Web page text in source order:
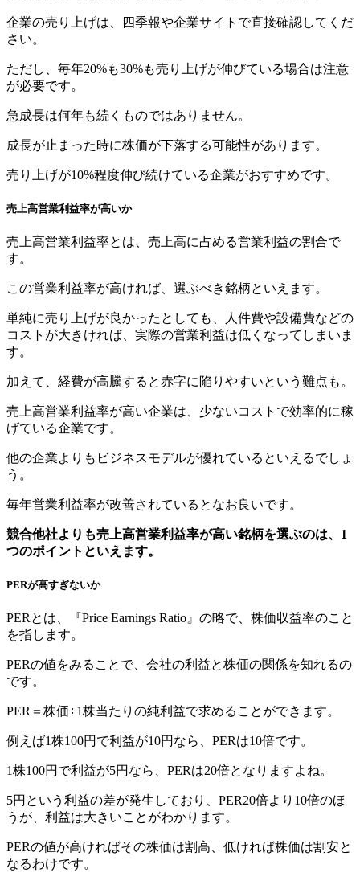
企業の売り上げは、四季報や企業サイトで直接確認してくだ
さい。
ただし、毎年20%も30%も売り上げが伸びている場合は注意
が必要です。
急成長は何年も続くものではありません。
成長が止まった時に株価が下落する可能性があります。
売り上げが10%程度伸び続けている企業がおすすめです。
売上高営業利益率が高いか
売上高営業利益率とは、売上高に占める営業利益の割合で
す。
この営業利益率が高ければ、選ぶべき銘柄といえます。
単純に売り上げが良かったとしても、人件費や設備費などの
コストが大きければ、実際の営業利益は低くなってしまいま
す。
加えて、経費が高騰すると赤字に陥りやすいという難点も。
売上高営業利益率が高い企業は、少ないコストで効率的に稼
げている企業です。
他の企業よりもビジネスモデルが優れているといえるでしょ
う。
毎年営業利益率が改善されているとなお良いです。
競合他社よりも売上高営業利益率が高い銘柄を選ぶのは、1
つのポイントといえます。
PERが高すぎないか
PERとは、『Price Earnings Ratio』の略で、株価収益率のこと
を指します。
PERの値をみることで、会社の利益と株価の関係を知れるの
です。
PER＝株価÷1株当たりの純利益で求めることができます。
例えば1株100円で利益が10円なら、PERは10倍です。
1株100円で利益が5円なら、PERは20倍となりますよね。
5円という利益の差が発生しており、PER20倍より10倍のほ
うが、利益は大きいことがわかります。
PERの値が高ければその株価は割高、低ければ株価は割安と
なるわけです。